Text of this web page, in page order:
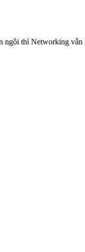
thì Networking vẫn